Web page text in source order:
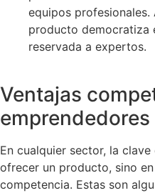
equipos
producto democratiza
reservada a expertos.
Ventajas
emprendedores
En cualquier sector, la
ofrecer un producto, sino
competencia. Estas son